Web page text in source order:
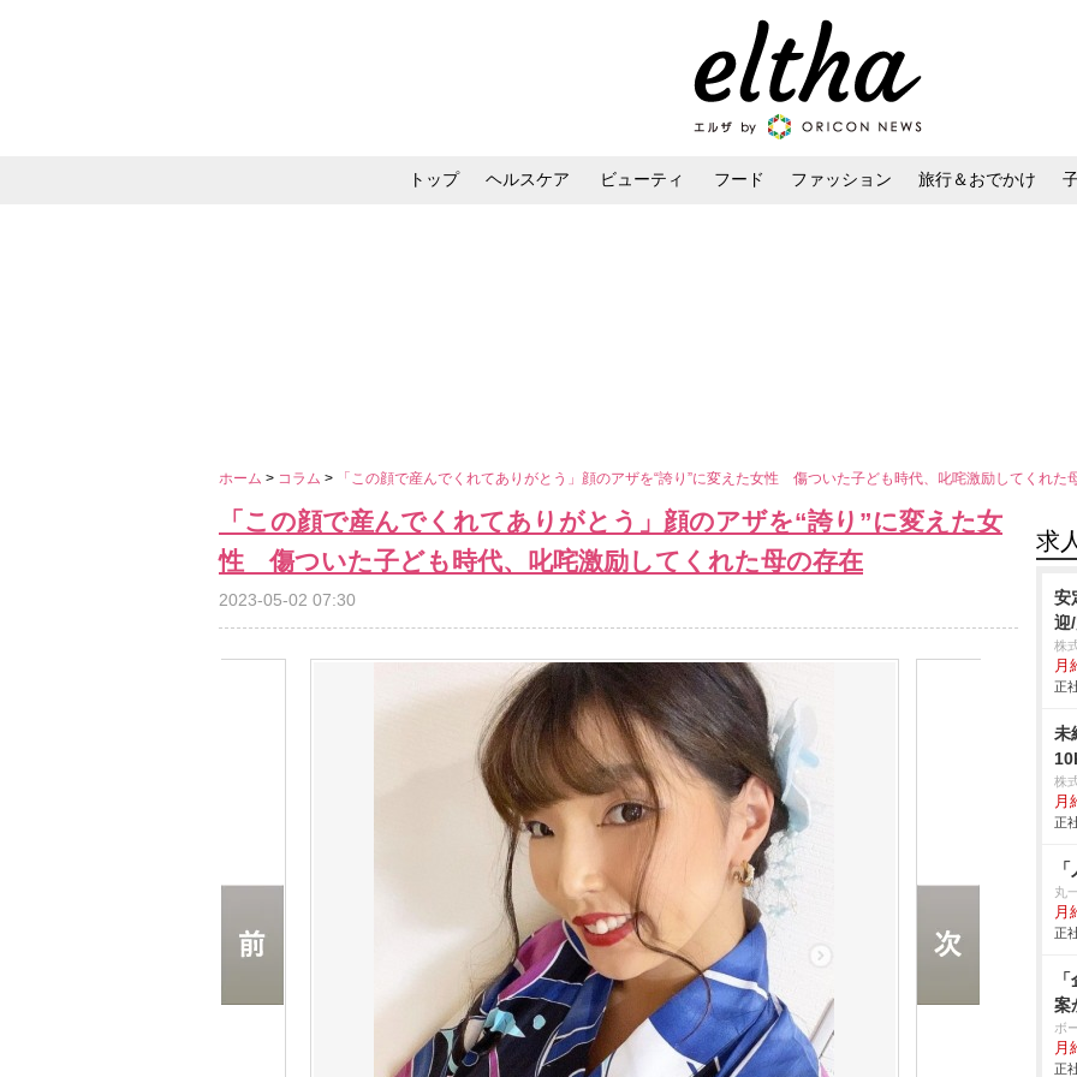
トップ ヘルスケア ビューティ フード ファッション 旅行＆おでかけ
ホーム > コラム > 「この顔で産んでくれてありがとう」顔のアザを“誇り”に変えた女性 傷ついた子ども時代、叱咤激励してくれた
「この顔で産んでくれてありがとう」顔のアザを“誇り”に変えた女
性 傷ついた子ども時代、叱咤激励してくれた母の存在
2023-05-02 07:30
求
安
迎
株
月
正
未
株
月
正
丸
月
正
案
ボ
月
正